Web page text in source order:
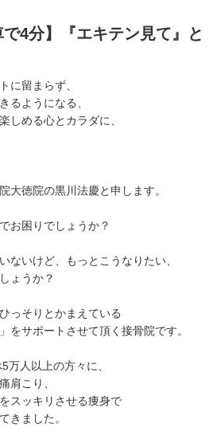
で4分】『エキテン見て』と
に留まらず、
るようになる、
しめる心とカラダに、
大徳院の黒川法慶と申します。
お困りでしょうか？
ないけど、もっとこうなりたい、
ょうか？
っそりとかまえている
をサポートさせて頂く接骨院です。
万人以上の方々に、
肩こり、
スッキリさせる痩身で
きました。